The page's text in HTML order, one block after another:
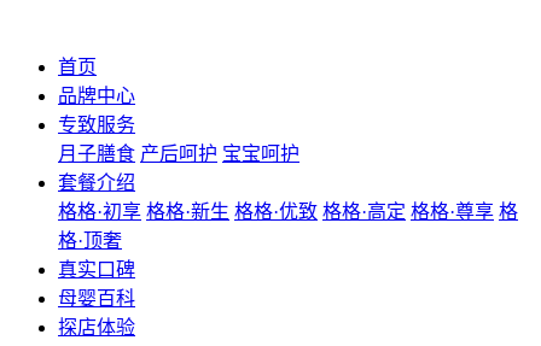
首页
品牌中心
专致服务
月子膳食 产后呵护 宝宝呵护
套餐介绍
格格·初享 格格·新生 格格·优致 格格·高定 格格·尊享 格
格·顶奢
真实口碑
母婴百科
探店体验